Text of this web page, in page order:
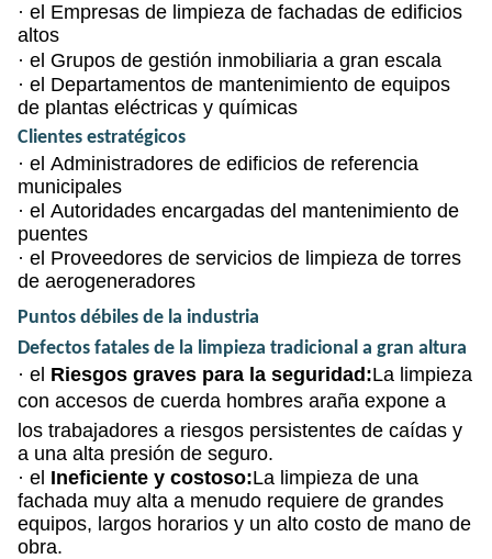
· el Empresas de limpieza de fachadas de edificios
altos
· el Grupos de gestión inmobiliaria a gran escala
· el Departamentos de mantenimiento de equipos
de plantas eléctricas y químicas
Clientes estratégicos
· el Administradores de edificios de referencia
municipales
· el Autoridades encargadas del mantenimiento de
puentes
· el Proveedores de servicios de limpieza de torres
de aerogeneradores
Puntos débiles de la industria
Defectos fatales de la limpieza tradicional a gran altura
· el Riesgos graves para la seguridad:La limpieza
con accesos de cuerda hombres araña expone a
los trabajadores a riesgos persistentes de caídas y
a una alta presión de seguro.
· el Ineficiente y costoso:La limpieza de una
fachada muy alta a menudo requiere de grandes
equipos, largos horarios y un alto costo de mano de
obra.